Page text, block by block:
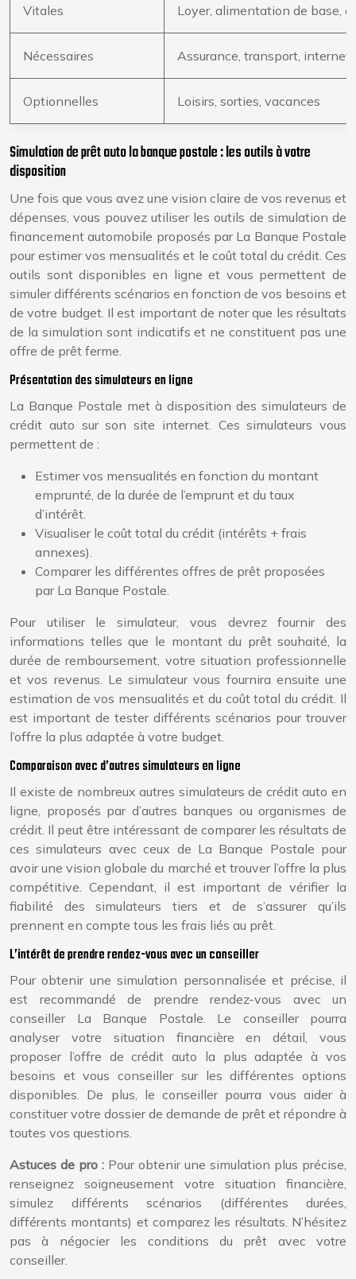
Vitales Loyer, alimentation de base,
Nécessaires Assurance, transport, internet
Optionnelles Loisirs, sorties, vacances
Simulation de prêt auto la banque postale : les outils à votre
disposition
Une fois que vous avez une vision claire de vos revenus et
dépenses, vous pouvez utiliser les outils de simulation de
financement automobile proposés par La Banque Postale
pour estimer vos mensualités et le coût total du crédit. Ces
outils sont disponibles en ligne et vous permettent de
simuler différents scénarios en fonction de vos besoins et
de votre budget. Il est important de noter que les résultats
de la simulation sont indicatifs et ne constituent pas une
offre de prêt ferme.
Présentation des simulateurs en ligne
La Banque Postale met à disposition des simulateurs de
crédit auto sur son site internet. Ces simulateurs vous
permettent de :
Estimer vos mensualités en fonction du montant
emprunté, de la durée de l’emprunt et du taux
d’intérêt.
Visualiser le coût total du crédit (intérêts + frais
annexes).
Comparer les différentes offres de prêt proposées
par La Banque Postale.
Pour utiliser le simulateur, vous devrez fournir des
informations telles que le montant du prêt souhaité, la
durée de remboursement, votre situation professionnelle
et vos revenus. Le simulateur vous fournira ensuite une
estimation de vos mensualités et du coût total du crédit. Il
est important de tester différents scénarios pour trouver
l’offre la plus adaptée à votre budget.
Comparaison avec d’autres simulateurs en ligne
Il existe de nombreux autres simulateurs de crédit auto en
ligne, proposés par d’autres banques ou organismes de
crédit. Il peut être intéressant de comparer les résultats de
ces simulateurs avec ceux de La Banque Postale pour
avoir une vision globale du marché et trouver l’offre la plus
compétitive. Cependant, il est important de vérifier la
fiabilité des simulateurs tiers et de s’assurer qu’ils
prennent en compte tous les frais liés au prêt.
L’intérêt de prendre rendez-vous avec un conseiller
Pour obtenir une simulation personnalisée et précise, il
est recommandé de prendre rendez-vous avec un
conseiller La Banque Postale. Le conseiller pourra
analyser votre situation financière en détail, vous
proposer l’offre de crédit auto la plus adaptée à vos
besoins et vous conseiller sur les différentes options
disponibles. De plus, le conseiller pourra vous aider à
constituer votre dossier de demande de prêt et répondre à
toutes vos questions.
Astuces de pro : Pour obtenir une simulation plus précise,
renseignez soigneusement votre situation financière,
simulez différents scénarios (différentes durées,
différents montants) et comparez les résultats. N’hésitez
pas à négocier les conditions du prêt avec votre
conseiller.